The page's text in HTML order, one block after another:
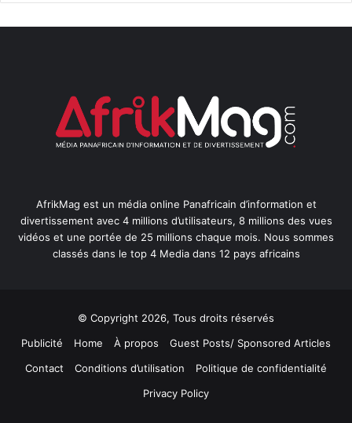
AfrikMag est un média online Panafricain d’information et
divertissement avec 4 millions d’utilisateurs, 8 millions des vues
vidéos et une portée de 25 millions chaque mois. Nous sommes
classés dans le top 4 Media dans 12 pays africains
© Copyright 2026, Tous droits réservés
Publicité
Home À propos
Guest Posts/ Sponsored Articles
Contact
Conditions d’utilisation
Politique de confidentialité
Privacy Policy